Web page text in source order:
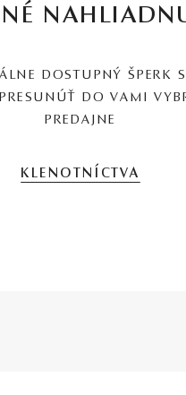
DOSTUPNÝ ŠPERK
DO VAMI
PREDAJNE
KLENOTNÍCTVA